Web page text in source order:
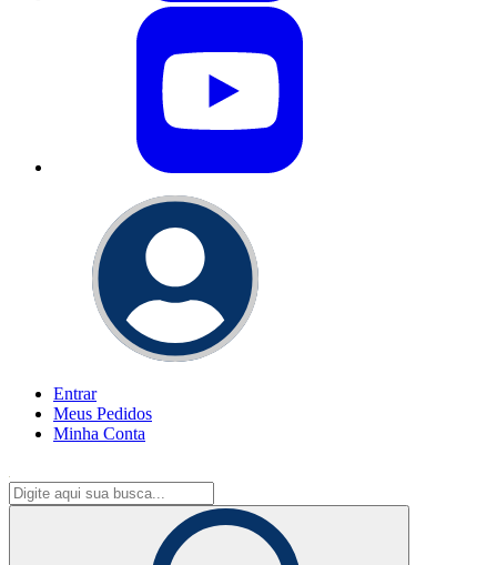
Entrar
Meus Pedidos
Minha Conta